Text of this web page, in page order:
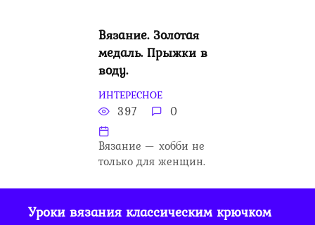
Вязание. Золотая
медаль. Прыжки в
воду.
ИНТЕРЕСНОЕ
397 0
Вязание — хобби не
только для женщин.
Уроки вязания классическим крючком